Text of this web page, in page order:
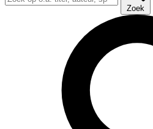
Zoek